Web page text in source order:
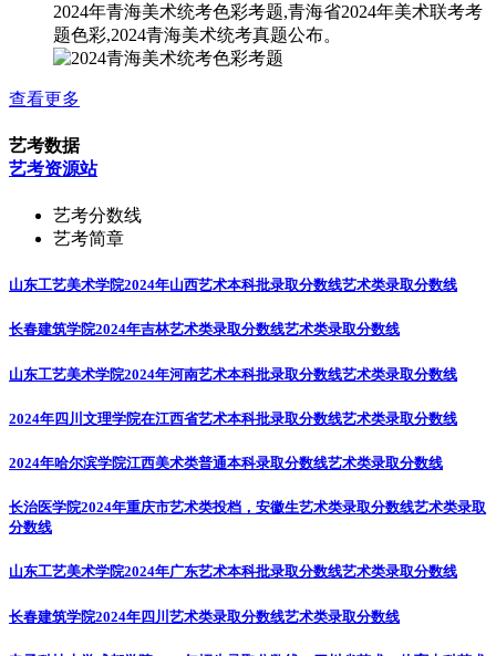
2024年青海美术统考色彩考题,青海省2024年美术联考考
题色彩,2024青海美术统考真题公布。
查看更多
艺考数据
艺考资源站
艺考分数线
艺考简章
山东工艺美术学院2024年山西艺术本科批录取分数线艺术类录取分数线
长春建筑学院2024年吉林艺术类录取分数线艺术类录取分数线
山东工艺美术学院2024年河南艺术本科批录取分数线艺术类录取分数线
2024年四川文理学院在江西省艺术本科批录取分数线艺术类录取分数线
2024年哈尔滨学院江西美术类普通本科录取分数线艺术类录取分数线
长治医学院2024年重庆市艺术类投档，安徽生艺术类录取分数线艺术类录取
分数线
山东工艺美术学院2024年广东艺术本科批录取分数线艺术类录取分数线
长春建筑学院2024年四川艺术类录取分数线艺术类录取分数线